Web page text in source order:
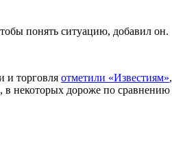
понять ситуацию, добавил он.
и торговля отметили «Известиям»
в некоторых дороже по